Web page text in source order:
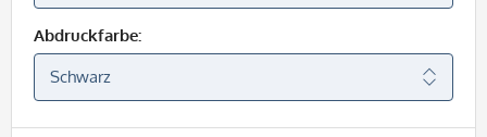
Abdruckfarbe: